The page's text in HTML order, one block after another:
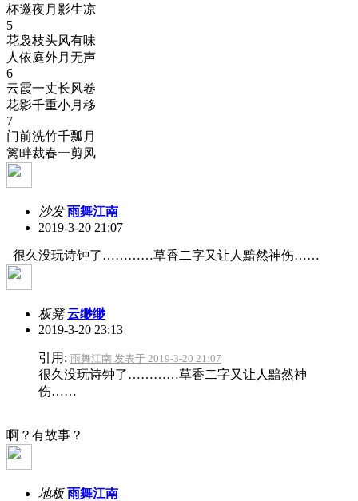
杯邀夜月影生凉
5
花袅枝头风有味
人依庭外月无声
6
云霞一丈长风卷
花影千重小月移
7
门前洗竹千瓢月
篱畔裁春一剪风
沙发 雨舞江南
2019-3-20 21:07
很久没玩诗钟了…………草香二字又让人黯然神伤……
板凳 云缈缈
2019-3-20 23:13
引用: 雨舞江南 发表于 2019-3-20 21:07
很久没玩诗钟了…………草香二字又让人黯然神
伤……
啊？有故事？
地板 雨舞江南